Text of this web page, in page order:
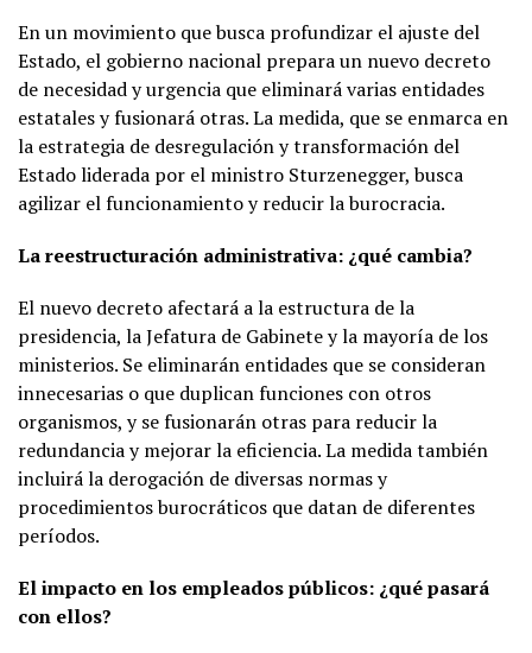
En un movimiento que busca profundizar el ajuste del
Estado, el gobierno nacional prepara un nuevo decreto
de necesidad y urgencia que eliminará varias entidades
estatales y fusionará otras. La medida, que se enmarca en
la estrategia de desregulación y transformación del
Estado liderada por el ministro Sturzenegger, busca
agilizar el funcionamiento y reducir la burocracia.
La reestructuración administrativa: ¿qué cambia?
El nuevo decreto afectará a la estructura de la
presidencia, la Jefatura de Gabinete y la mayoría de los
ministerios. Se eliminarán entidades que se consideran
innecesarias o que duplican funciones con otros
organismos, y se fusionarán otras para reducir la
redundancia y mejorar la eficiencia. La medida también
incluirá la derogación de diversas normas y
procedimientos burocráticos que datan de diferentes
períodos.
El impacto en los empleados públicos: ¿qué pasará
con ellos?